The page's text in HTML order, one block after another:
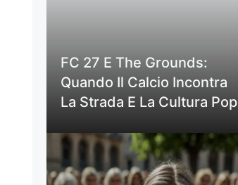
FC 27 E The Grounds:
Quando Il Calcio Incontra
La Strada E La Cultura Pop